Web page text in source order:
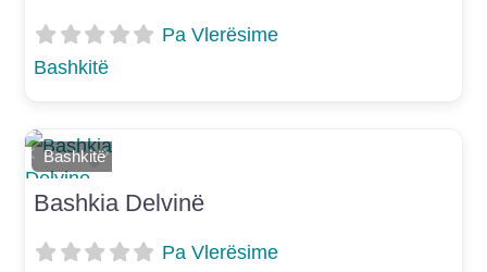
Pa Vlerësime
Bashkitë
Shtoje si të preferuar
Bashkitë
E mëparshme
Më Tej
Bashkia Delvinë
Pa Vlerësime